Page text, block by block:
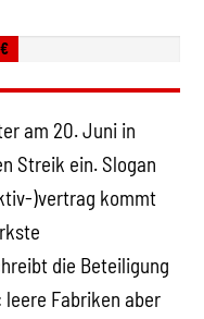
am 20. Juni in
Streik ein. Slogan
)vertrag kommt
die Beteiligung
leere Fabriken aber